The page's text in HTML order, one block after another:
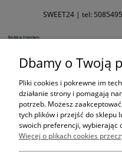
SWEET24 | tel:
Dbamy o Twoją
Pliki cookies i pokrewne im
działanie strony i pomagają
potrzeb. Możesz
tych plików i przejść do sklepu
swoich preferencji, wybierając
Więcej o plikach cookies